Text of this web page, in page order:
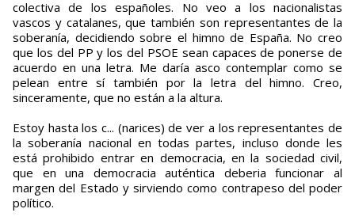
colectiva de los españoles. No veo a los nacionalistas
vascos y catalanes, que también son representantes de la
soberanía, decidiendo sobre el himno de España. No creo
que los del PP y los del PSOE sean capaces de ponerse de
acuerdo en una letra. Me daría asco contemplar como se
pelean entre sí también por la letra del himno. Creo,
sinceramente, que no están a la altura.
Estoy hasta los c... (narices) de ver a los representantes de
la soberanía nacional en todas partes, incluso donde les
está prohibido entrar en democracia, en la sociedad civil,
que en una democracia auténtica deberia funcionar al
margen del Estado y sirviendo como contrapeso del poder
político.